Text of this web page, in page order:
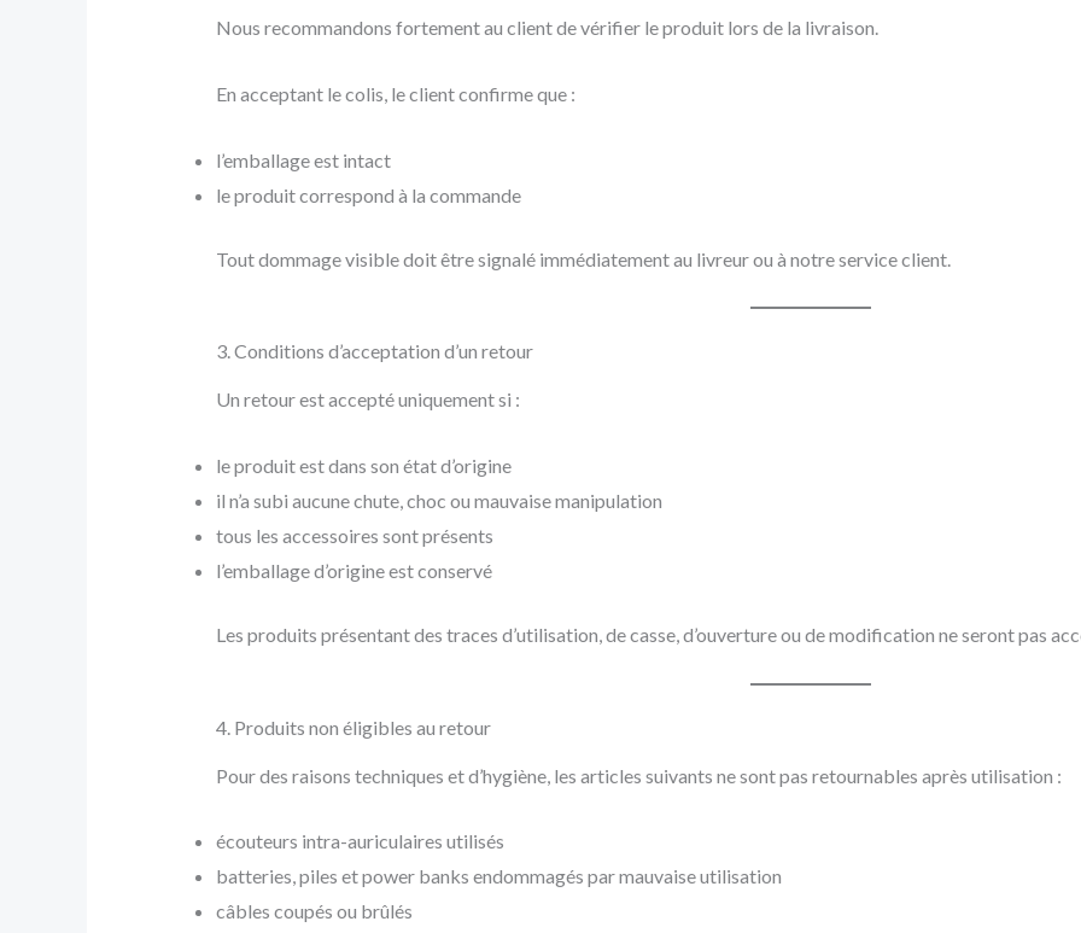
Nous recommandons fortement au client de vérifier le produit lors de la livraison.
En acceptant le colis, le client confirme que :
l’emballage est intact
le produit correspond à la commande
Tout dommage visible doit être signalé immédiatement au livreur ou à notre service client.
3. Conditions d’acceptation d’un retour
Un retour est accepté uniquement si :
le produit est dans son état d’origine
il n’a subi aucune chute, choc ou mauvaise manipulation
tous les accessoires sont présents
l’emballage d’origine est conservé
Les produits présentant des traces d’utilisation, de casse, d’ouverture ou de modification ne seront pas
4. Produits non éligibles au retour
Pour des raisons techniques et d’hygiène, les articles suivants ne sont pas retournables après utilisation :
écouteurs intra-auriculaires utilisés
batteries, piles et power banks endommagés par mauvaise utilisation
câbles coupés ou brûlés